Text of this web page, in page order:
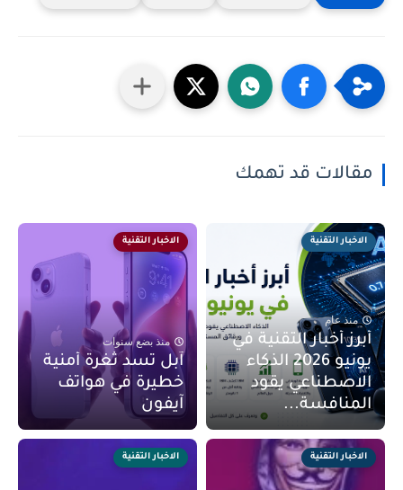
مقالات قد تهمك
الاخبار التقنية
منذ عام
أبرز أخبار التقنية في
يونيو 2026 الذكاء
الاصطناعي يقود
المنافسة...
الاخبار التقنية
منذ بضع سنوات
آبل تسد ثغرة أمنية
خطيرة في هواتف
آيفون
الاخبار التقنية الاخبار التقنية